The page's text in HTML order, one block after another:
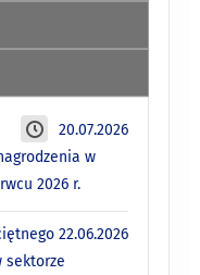
20.07.2026
w
2026 r.
22.06.2026
sektorze